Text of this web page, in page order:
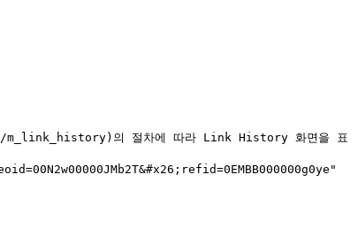
의 절차에 따라 Link History 화면을 표